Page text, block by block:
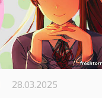
28.03.2025